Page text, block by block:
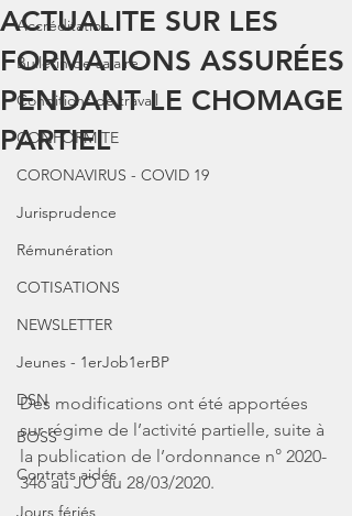
Accréditation
Bulletin de salaire
Conditions de travail
CONFORMITE
CORONAVIRUS - COVID 19
Jurisprudence
Rémunération
COTISATIONS
NEWSLETTER
Jeunes - 1erJob1erBP
DSN
BOSS
Contrats aidés
Jours fériés
ACTUALITE SUR LES
FORMATIONS ASSURÉES
PENDANT LE CHOMAGE
PARTIEL
Des modifications ont été apportées
sur régime de l’activité partielle, suite à
la publication de l’ordonnance n° 2020-
346 au JO du 28/03/2020.